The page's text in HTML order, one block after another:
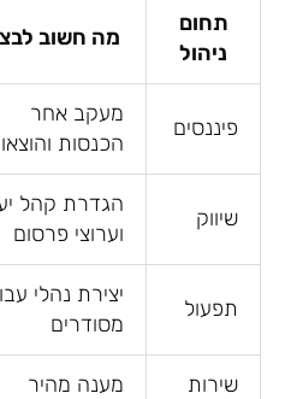
תחום
ניהול
מה חשוב
פיננסים
מעקב אחר
הכנסות
שיווק
הגדרת קהל
וערוצי פרסום
תפעול
יצירת נהלי
מסודרים
שירות
מענה מהיר